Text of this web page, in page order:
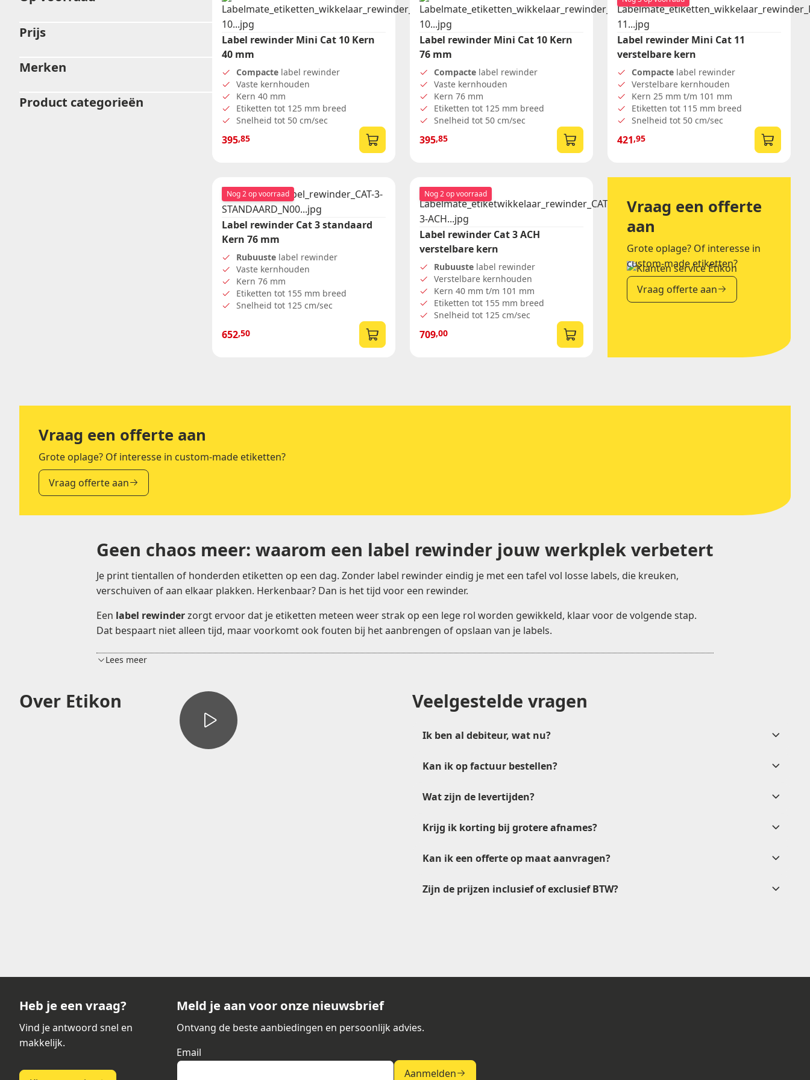
Doorlopende rollen
Ronde etiketten
Kortingsstickers
Formaat etiketten (diameter)
Dia 29 sluitzegel
Dia 35
Dia 60
Belijming
Permanent
Afneembaar
Diepvries
Prijs
Merken
Product categorieën
Label rewinder Mini Cat 10 Kern
40 mm
Compacte label rewinder
Vaste kernhouden
Kern 40 mm
Etiketten tot 125 mm breed
Snelheid tot 50 cm/sec
395,85
Label rewinder Mini Cat 10 Kern
76 mm
Compacte label rewinder
Vaste kernhouden
Kern 76 mm
Etiketten tot 125 mm breed
Snelheid tot 50 cm/sec
395,85
Label rewinder Mini Cat 11
verstelbare kern
Compacte label rewinder
Verstelbare kernhouden
Kern 25 mm t/m 101 mm
Etiketten tot 115 mm breed
Snelheid tot 50 cm/sec
421,95
Nog 2 op voorraad
Label rewinder Cat 3 standaard
Kern 76 mm
Rubuuste label rewinder
Vaste kernhouden
Kern 76 mm
Etiketten tot 155 mm breed
Snelheid tot 125 cm/sec
652,50
Nog 2 op voorraad
Label rewinder Cat 3 ACH
verstelbare kern
Rubuuste label rewinder
Verstelbare kernhouden
Kern 40 mm t/m 101 mm
Etiketten tot 155 mm breed
Snelheid tot 125 cm/sec
709,00
Vraag een offerte
aan
Grote oplage? Of interesse in
custom-made etiketten?
Vraag offerte aan
Vraag een offerte aan
Grote oplage? Of interesse in custom-made etiketten?
Vraag offerte aan
Geen chaos meer: waarom een label rewinder jouw werkplek verbetert
Je print tientallen of honderden etiketten op een dag. Zonder label rewinder eindig je met een tafel vol losse labels, die kreuken,
verschuiven of aan elkaar plakken. Herkenbaar? Dan is het tijd voor een rewinder.
Een label rewinderzorgt ervoor dat je etiketten meteen weer strak op een lege rol worden gewikkeld, klaar voor de volgende stap.
Dat bespaart niet alleen tijd, maar voorkomt ook fouten bij het aanbrengen of opslaan van je labels.
SATO
Compacte modellenvoor op het bureau, perfect bij desktopprinters
Lees meer
Over Etikon Veelgestelde vragen
Ik ben al debiteur, wat nu?
Kan ik op factuur bestellen?
verkoop@etikon.nl
Wat zijn de levertijden?
Krijg ik korting bij grotere afnames?
Kan ik een offerte op maat aanvragen?
Zijn de prijzen inclusief of exclusief BTW?
Heb je een vraag?
Vind je antwoord snel en
makkelijk.
Meld je aan voor onze nieuwsbrief
Ontvang de beste aanbiedingen en persoonlijk advies.
Email
Aanmelden